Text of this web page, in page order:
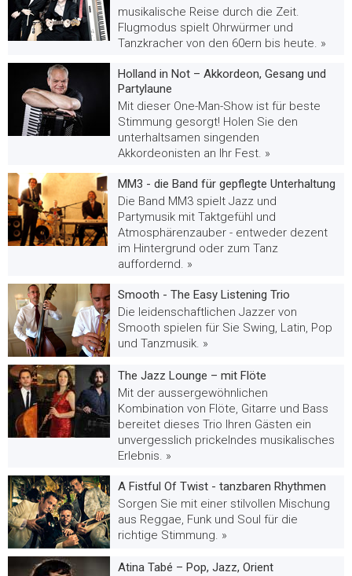
musikalische Reise durch die Zeit.
Flugmodus spielt Ohrwürmer und
Tanzkracher von den 60ern bis heute. »
Holland in Not – Akkordeon, Gesang und
Partylaune
Mit dieser One-Man-Show ist für beste
Stimmung gesorgt! Holen Sie den
unterhaltsamen singenden
Akkordeonisten an Ihr Fest. »
MM3 - die Band für gepflegte Unterhaltung
Die Band MM3 spielt Jazz und
Partymusik mit Taktgefühl und
Atmosphärenzauber - entweder dezent
im Hintergrund oder zum Tanz
auffordernd. »
Smooth - The Easy Listening Trio
Die leidenschaftlichen Jazzer von
Smooth spielen für Sie Swing, Latin, Pop
und Tanzmusik. »
The Jazz Lounge – mit Flöte
Mit der aussergewöhnlichen
Kombination von Flöte, Gitarre und Bass
bereitet dieses Trio Ihren Gästen ein
unvergesslich prickelndes musikalisches
Erlebnis. »
A Fistful Of Twist - tanzbaren Rhythmen
Sorgen Sie mit einer stilvollen Mischung
aus Reggae, Funk und Soul für die
richtige Stimmung. »
Atina Tabé – Pop, Jazz, Orient